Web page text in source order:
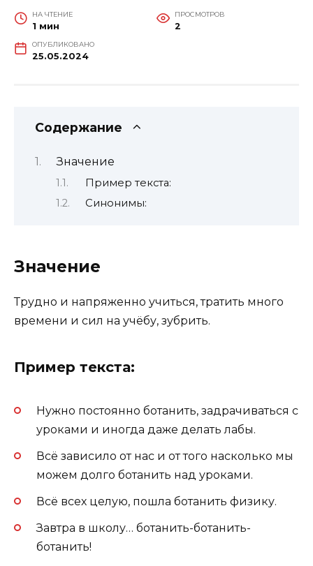
НА ЧТЕНИЕ
1 мин
ПРОСМОТРОВ
2
ОПУБЛИКОВАНО
25.05.2024
Содержание
Значение
Пример текста:
Синонимы:
Значение
Трудно и напряженно учиться, тратить много
времени и сил на учёбу, зубрить.
Пример текста:
Нужно постоянно ботанить, задрачиваться с
уроками и иногда даже делать лабы.
Всё зависило от нас и от того насколько мы
можем долго ботанить над уроками.
Всё всех целую, пошла ботанить физику.
Завтра в школу… ботанить-ботанить-
ботанить!